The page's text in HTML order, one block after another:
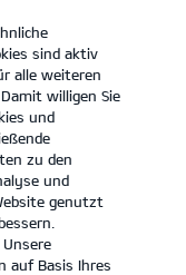
KONTAKT
sind aktiv
alle weiteren
willigen Sie
und
zu den
und
genutzt
auf Basis Ihres